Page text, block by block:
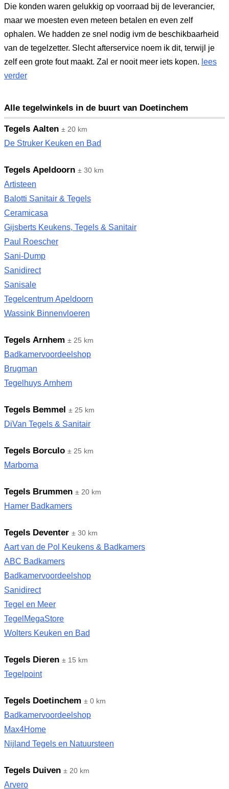
Die konden waren gelukkig op voorraad bij de leverancier,
maar we moesten even meteen betalen en even zelf
ophalen. We hadden ze snel nodig ivm de beschikbaarheid
van de tegelzetter. Slecht afterservice noem ik dit, terwijl je
zelf een grote fout maakt. Zal er nooit meer iets kopen. lees
verder
Alle tegelwinkels in de buurt van Doetinchem
Tegels Aalten ± 20 km
De Struker Keuken en Bad
Tegels Apeldoorn ± 30 km
Artisteen
Balotti Sanitair & Tegels
Ceramicasa
Gijsberts Keukens, Tegels & Sanitair
Paul Roescher
Sani-Dump
Sanidirect
Sanisale
Tegelcentrum Apeldoorn
Wassink Binnenvloeren
Tegels Arnhem ± 25 km
Badkamervoordeelshop
Brugman
Tegelhuys Arnhem
Tegels Bemmel ± 25 km
DiVan Tegels & Sanitair
Tegels Borculo ± 25 km
Marboma
Tegels Brummen ± 20 km
Hamer Badkamers
Tegels Deventer ± 30 km
Aart van de Pol Keukens & Badkamers
ABC Badkamers
Badkamervoordeelshop
Sanidirect
Tegel en Meer
TegelMegaStore
Wolters Keuken en Bad
Tegels Dieren ± 15 km
Tegelpoint
Tegels Doetinchem ± 0 km
Badkamervoordeelshop
Max4Home
Nijland Tegels en Natuursteen
Tegels Duiven ± 20 km
Arvero